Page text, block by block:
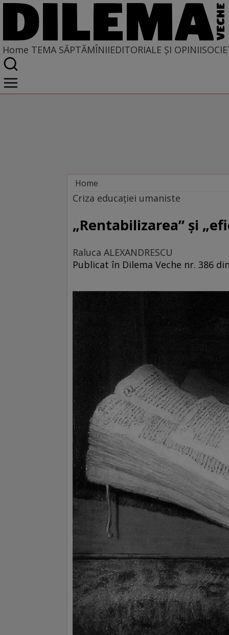
Home TEMA SĂPTĂMÎNIIEDITORIALE ȘI OPINII
Home
Tema săptămînii
Criza educației umaniste
„Rentabilizarea” și
Raluca ALEXANDRESCU
Publicat în Dilema Veche nr. 386